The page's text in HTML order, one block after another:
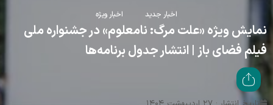
اخبار جدید اخبار ویژه
نمایش ویژه «علت مرگ: نامعلوم» در جشنواره ملی
فیلم فضای باز | انتشار جدول برنامه‌ها